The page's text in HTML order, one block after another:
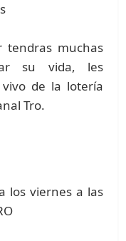
tendras muchas
su vida, les
de la lotería
Tro.
los viernes a las